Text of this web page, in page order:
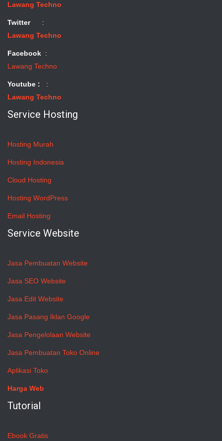
Lawang Techno
Twitter:
Lawang Techno
Facebook :
Lawang Techno
Youtube :
:
Lawang Techno
Service Hosting
Hosting Murah
Hosting Indonesia
Cloud Hosting
Hosting WordPress
Email Hosting
Service Website
Jasa Pembuatan Website
Jasa SEO Website
Jasa Edit Website
Jasa Pasang Iklan Google
Jasa Pengelolaan Website
Jasa Pembuatan Toko Online
Aplikasi Toko
Harga Web
Tutorial
Ebook Gratis